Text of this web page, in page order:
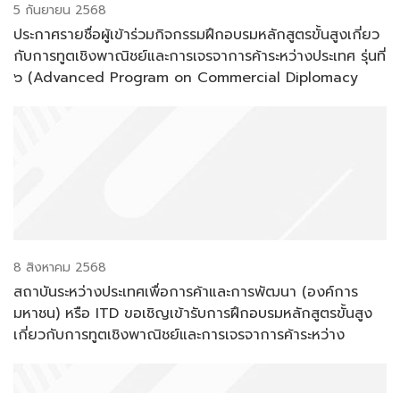
5 กันยายน 2568
ประกาศรายชื่อผู้เข้าร่วมกิจกรรมฝึกอบรมหลักสูตรขั้นสูงเกี่ยว
กับการทูตเชิงพาณิชย์และการเจรจาการค้าระหว่างประเทศ รุ่นที่
๖ (Advanced Program on Commercial Diplomacy
8 สิงหาคม 2568
สถาบันระหว่างประเทศเพื่อการค้าและการพัฒนา (องค์การ
มหาชน) หรือ ITD ขอเชิญเข้ารับการฝึกอบรมหลักสูตรขั้นสูง
เกี่ยวกับการทูตเชิงพาณิชย์และการเจรจาการค้าระหว่าง